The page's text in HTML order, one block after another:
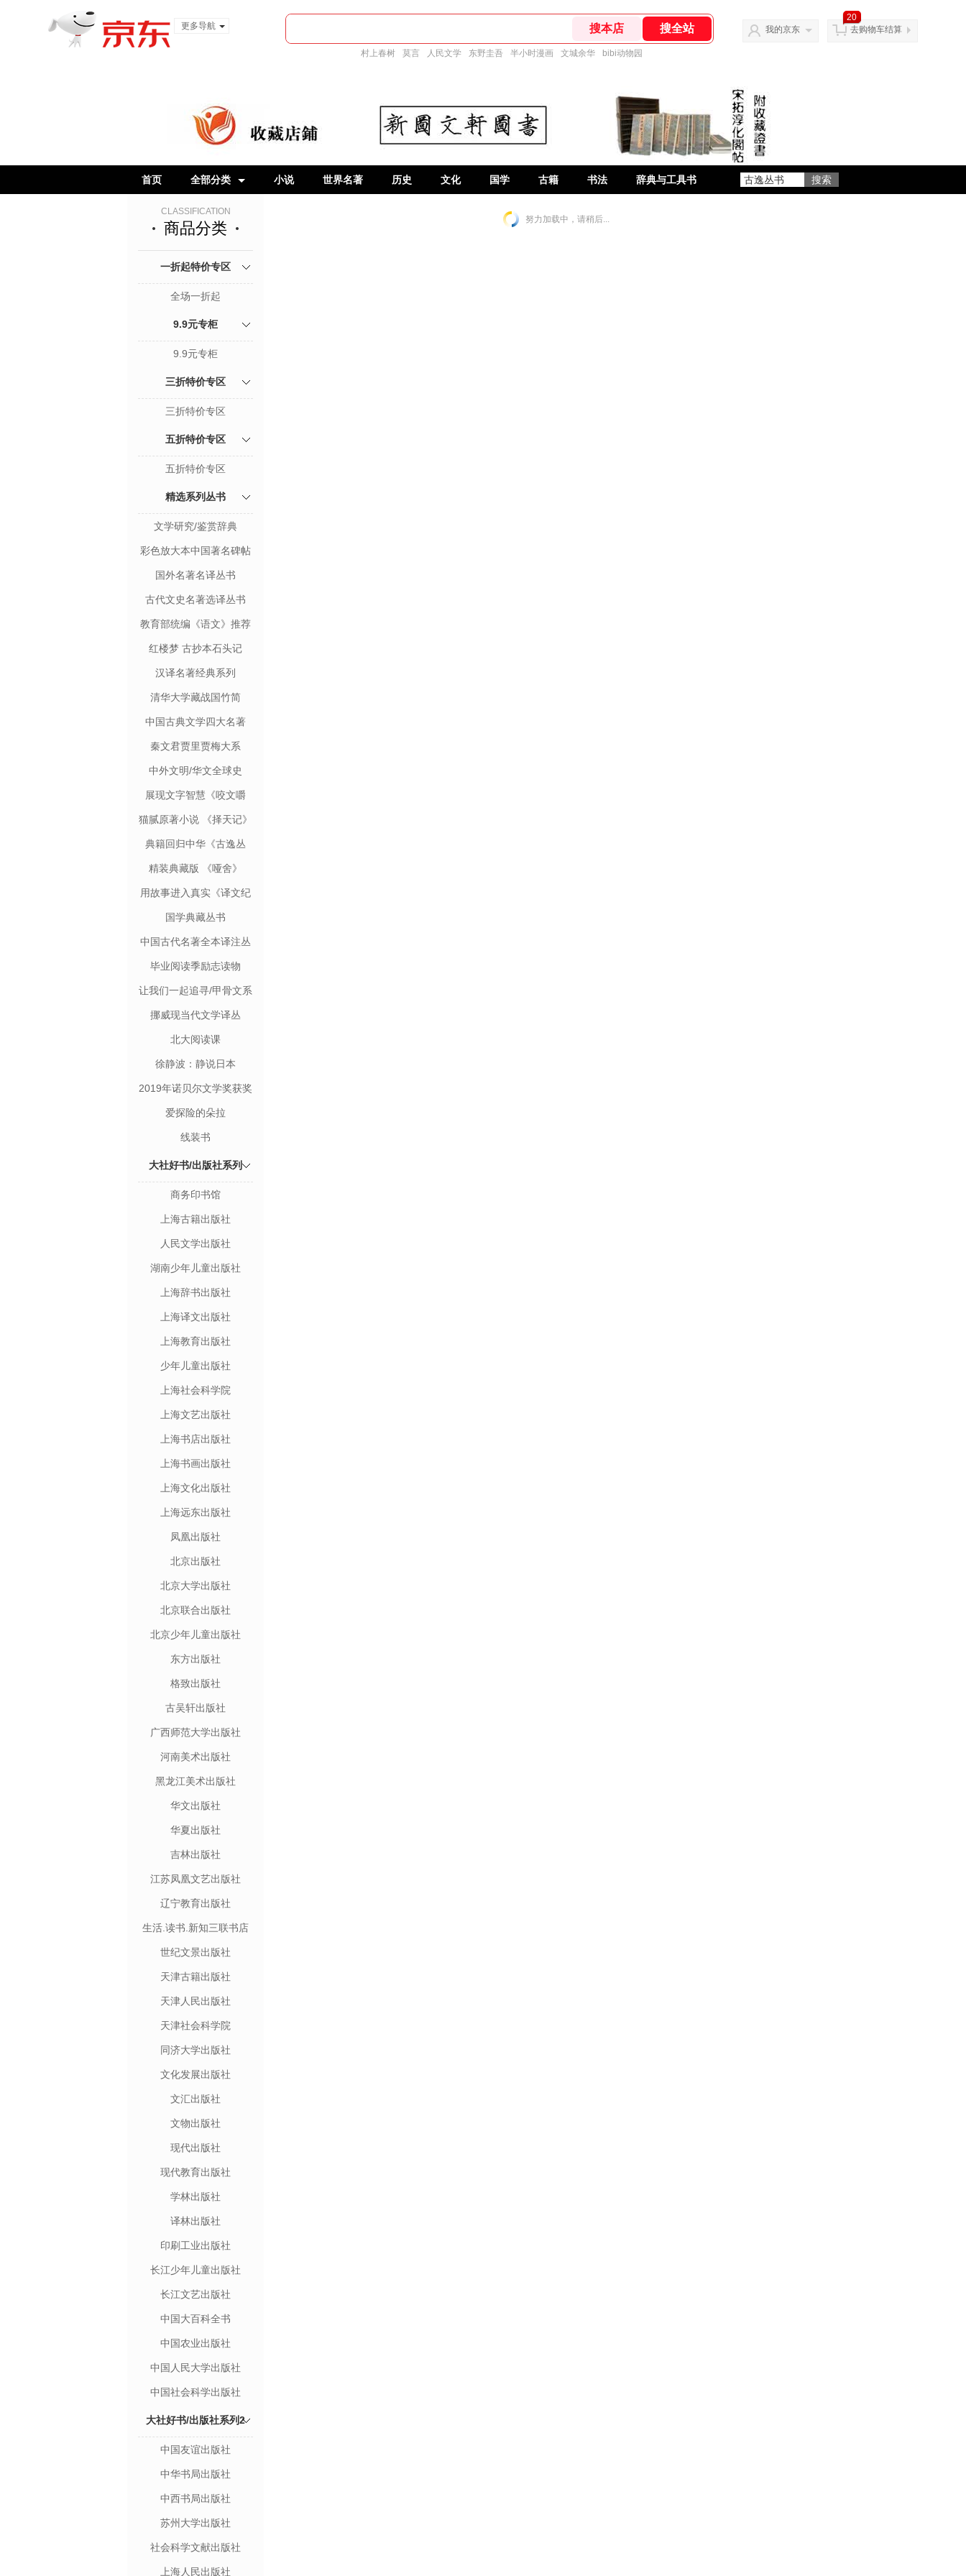
更多导航
村上春树 莫言 人民文学 东野圭吾 半小时漫画 文城余华 bibi动物园
我的京东
20
去购物车结算
首页 全部分类 小说 世界名著 历史 文化 国学 古籍 书法 辞典与工具书
CLASSIFICATION
商品分类
一折起特价专区
全场一折起
9.9元专柜
9.9元专柜
三折特价专区
三折特价专区
五折特价专区
五折特价专区
精选系列丛书
文学研究/鉴赏辞典
彩色放大本中国著名碑帖
国外名著名译丛书
古代文史名著选译丛书
教育部统编《语文》推荐
阅读丛书
红楼梦 古抄本石头记
汉译名著经典系列
清华大学藏战国竹简
中国古典文学四大名著
秦文君贾里贾梅大系
中外文明/华文全球史
展现文字智慧《咬文嚼
字》
猫腻原著小说 《择天记》
典籍回归中华《古逸丛
精装典藏版 《哑舍》
用故事进入真实《译文纪
实》
国学典藏丛书
中国古代名著全本译注丛
书
毕业阅读季励志读物
让我们一起追寻/甲骨文系
列丛书
挪威现当代文学译丛
北大阅读课
徐静波：静说日本
2019年诺贝尔文学奖获奖
者作品
爱探险的朵拉
线装书
大社好书/出版社系列
商务印书馆
上海古籍出版社
人民文学出版社
湖南少年儿童出版社
上海辞书出版社
上海译文出版社
上海教育出版社
少年儿童出版社
上海社会科学院
上海文艺出版社
上海书店出版社
上海书画出版社
上海文化出版社
上海远东出版社
凤凰出版社
北京出版社
北京大学出版社
北京联合出版社
北京少年儿童出版社
东方出版社
格致出版社
古吴轩出版社
广西师范大学出版社
河南美术出版社
黑龙江美术出版社
华文出版社
华夏出版社
吉林出版社
江苏凤凰文艺出版社
辽宁教育出版社
生活.读书.新知三联书店
世纪文景出版社
天津古籍出版社
天津人民出版社
天津社会科学院
同济大学出版社
文化发展出版社
文汇出版社
文物出版社
现代出版社
现代教育出版社
学林出版社
译林出版社
印刷工业出版社
长江少年儿童出版社
长江文艺出版社
中国大百科全书
中国农业出版社
中国人民大学出版社
中国社会科学出版社
大社好书/出版社系列2
中国友谊出版社
中华书局出版社
中西书局出版社
苏州大学出版社
社会科学文献出版社
上海人民出版社
努力加载中，请稍后...